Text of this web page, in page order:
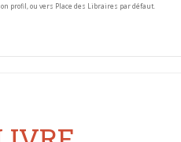
profil, ou vers Place des Libraires par défaut.